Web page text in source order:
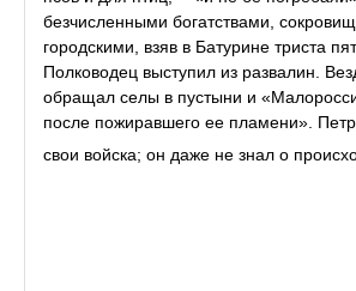
безчисленными богатствами,
городскими, взяв в Батурине триста
Полководец выступил из развалин.
обращал селы в пустыни и
после пожиравшего ее пламени».
свои войска; он даже не знал о